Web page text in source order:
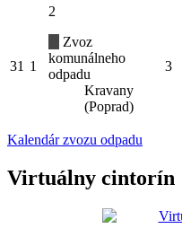
31 1
2
Zvoz
komunálneho
odpadu
Kravany
(Poprad)
3
Kalendár zvozu odpadu
Virtuálny cintorín